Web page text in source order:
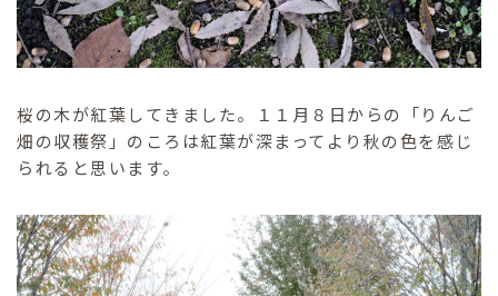
桜の木が紅葉してきました。１１月８日からの「りんご
畑の収穫祭」のころは紅葉が深まってより秋の色を感じ
られると思います。